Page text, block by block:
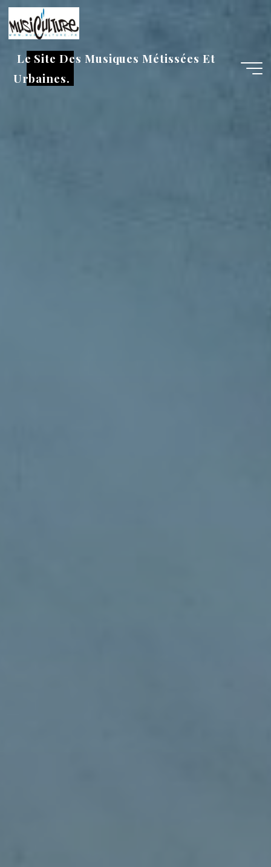
Aller
au
contenu
Le Site Des Musiques Métissées Et
Urbaines.